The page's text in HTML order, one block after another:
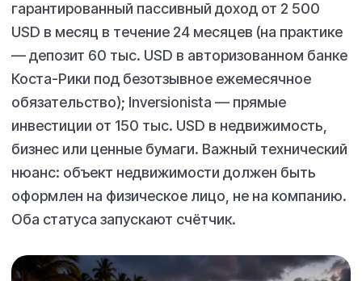
гарантированный пассивный доход от 2 500
USD в месяц в течение 24 месяцев (на практике
— депозит 60 тыс. USD в авторизованном банке
Коста-Рики под безотзывное ежемесячное
обязательство); Inversionista — прямые
инвестиции от 150 тыс. USD в недвижимость,
бизнес или ценные бумаги. Важный технический
нюанс: объект недвижимости должен быть
оформлен на физическое лицо, не на компанию.
Оба статуса запускают счётчик.